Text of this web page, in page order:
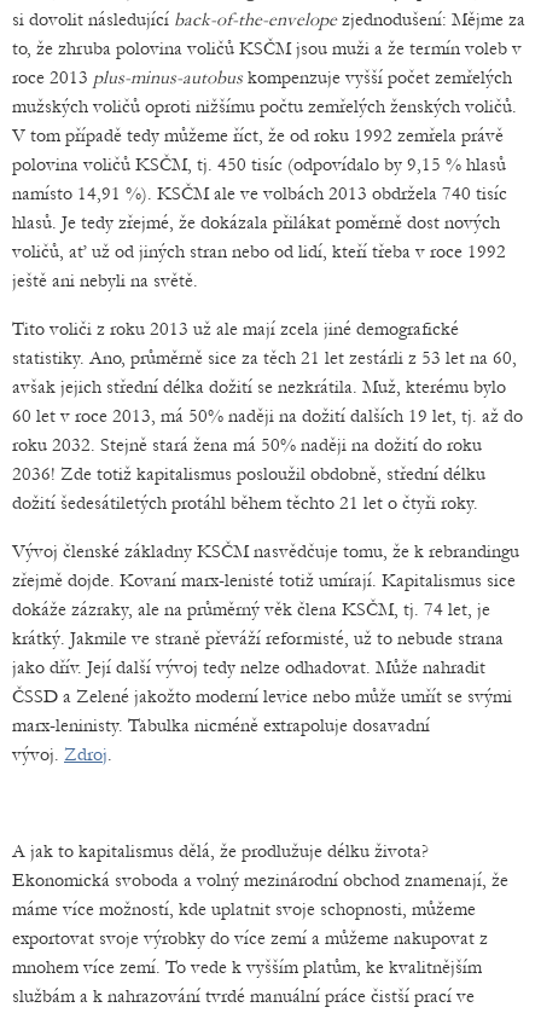
si dovolit následující back-of-the-envelopezjednodušení: Mějme za
to, že zhruba polovina voličů KSČM jsou muži a že termín voleb v
roce 2013 plus-minus-autobus kompenzuje vyšší počet zemřelých
mužských voličů oproti nižšímu počtu zemřelých ženských voličů.
V tom případě tedy můžeme říct, že od roku 1992 zemřela právě
polovina voličů KSČM, tj. 450 tisíc (odpovídalo by 9,15 % hlasů
namísto 14,91 %). KSČM ale ve volbách 2013 obdržela 740 tisíc
hlasů. Je tedy zřejmé, že dokázala přilákat poměrně dost nových
voličů, ať už od jiných stran nebo od lidí, kteří třeba v roce 1992
ještě ani nebyli na světě.
Tito voliči z roku 2013 už ale mají zcela jiné demografické
statistiky. Ano, průměrně sice za těch 21 let zestárli z 53 let na 60,
avšak jejich střední délka dožití se nezkrátila. Muž, kterému bylo
60 let v roce 2013, má 50% naději na dožití dalších 19 let, tj. až do
roku 2032. Stejně stará žena má 50% naději na dožití do roku
2036! Zde totiž kapitalismus posloužil obdobně, střední délku
dožití šedesátiletých protáhl během těchto 21 let o čtyři roky.
Vývoj členské základny KSČM nasvědčuje tomu, že k rebrandingu
zřejmě dojde. Kovaní marx-lenisté totiž umírají. Kapitalismus sice
dokáže zázraky, ale na průměrný věk člena KSČM, tj. 74 let, je
krátký. Jakmile ve straně převáží reformisté, už to nebude strana
jako dřív. Její další vývoj tedy nelze odhadovat. Může nahradit
ČSSD a Zelené jakožto moderní levice nebo může umřít se svými
marx-leninisty. Tabulka nicméně extrapoluje dosavadní
vývoj. Zdroj.
A jak to kapitalismus dělá, že prodlužuje délku života?
Ekonomická svoboda a volný mezinárodní obchod znamenají, že
máme více možností, kde uplatnit svoje schopnosti, můžeme
exportovat svoje výrobky do více zemí a můžeme nakupovat z
mnohem více zemí. To vede k vyšším platům, ke kvalitnějším
službám a k nahrazování tvrdé manuální práce čistší prací ve